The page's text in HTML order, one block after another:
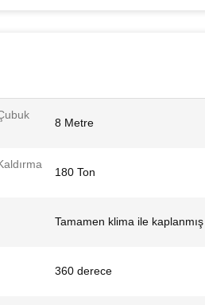
8 Metre
180 Ton
Tamamen klima ile kaplanmış
360 derece